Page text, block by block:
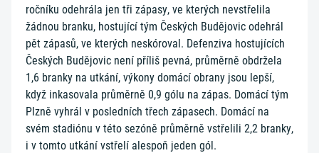
ročníku odehrála jen tři zápasy, ve kterých nevstřelila
žádnou branku, hostující tým Českých Budějovic odehrál
pět zápasů, ve kterých neskóroval. Defenziva hostujících
Českých Budějovic není příliš pevná, průměrně obdržela
1,6 branky na utkání, výkony domácí obrany jsou lepší,
když inkasovala průměrně 0,9 gólu na zápas. Domácí tým
Plzně vyhrál v posledních třech zápasech. Domácí na
svém stadiónu v této sezóně průměrně vstřelili 2,2 branky,
i v tomto utkání vstřelí alespoň jeden gól.